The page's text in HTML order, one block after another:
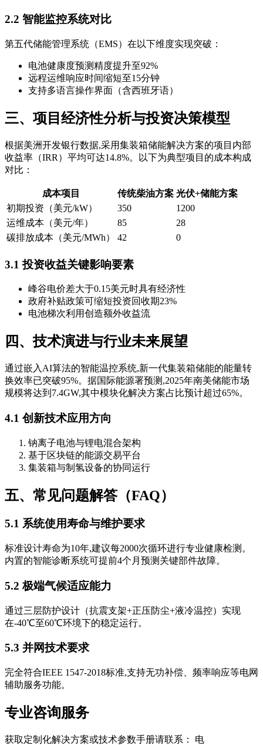
2.2 智能监控系统对比
第五代储能管理系统（EMS）在以下维度实现突破：
电池健康度预测精度提升至92%
远程运维响应时间缩短至15分钟
支持多语言操作界面（含西班牙语）
三、项目经济性分析与投资决策模型
根据美洲开发银行数据,采用集装箱储能解决方案的项目内部
收益率（IRR）平均可达14.8%。以下为典型项目的成本构成
对比：
成本项目 传统柴油方案 光伏+储能方案
初期投资（美元/kW）
350
1200
运维成本（美元/年）
85
28
碳排放成本（美元/MWh）
42 0
3.1 投资收益关键影响要素
峰谷电价差大于0.15美元时具有经济性
政府补贴政策可缩短投资回收期23%
电池梯次利用创造额外收益流
四、技术演进与行业未来展望
通过嵌入AI算法的智能温控系统,新一代集装箱储能的能量转
换效率已突破95%。据国际能源署预测,2025年南美储能市场
规模将达到7.4GW,其中模块化解决方案占比预计超过65%。
4.1 创新技术应用方向
钠离子电池与锂电混合架构
基于区块链的能源交易平台
集装箱与制氢设备的协同运行
五、常见问题解答（FAQ）
5.1 系统使用寿命与维护要求
标准设计寿命为10年,建议每2000次循环进行专业健康检测。
内置的智能诊断系统可提前4个月预测关键部件故障。
5.2 极端气候适应能力
通过三层防护设计（抗震支架+正压防尘+液冷温控）实现
在-40℃至60℃环境下的稳定运行。
5.3 并网技术要求
完全符合IEEE 1547-2018标准,支持无功补偿、频率响应等电网
辅助服务功能。
专业咨询服务
获取定制化解决方案或技术参数手册请联系： 电